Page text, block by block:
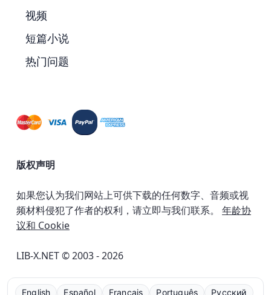
视频
短篇小说
热门问题
版权声明
如果您认为我们网站上可供下载的任何数字、音频或视
频材料侵犯了作者的权利，请立即与我们联系。 年龄协
议和 Cookie
LIB-X.NET © 2003 - 2026
English Español Français Português Русский